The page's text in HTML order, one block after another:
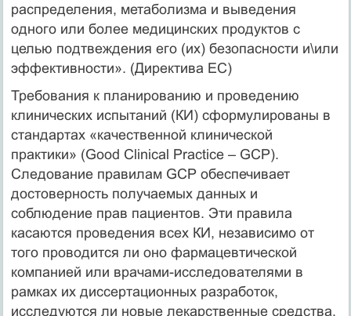
распределения, метаболизма и выведения
одного или более медицинских продуктов с
целью подтвеждения его (их) безопасности и\или
эффективности». (Директива ЕС)
Требования к планированию и проведению
клинических испытаний (КИ) сформулированы в
стандартах «качественной клинической
практики» (Good Clinical Practice – GCP).
Следование правилам GCP обеспечивает
достоверность получаемых данных и
соблюдение прав пациентов. Эти правила
касаются проведения всех КИ, независимо от
того проводится ли оно фармацевтической
компанией или врачами-исследователями в
рамках их диссертационных разработок,
исследуются ли новые лекарственные средства,